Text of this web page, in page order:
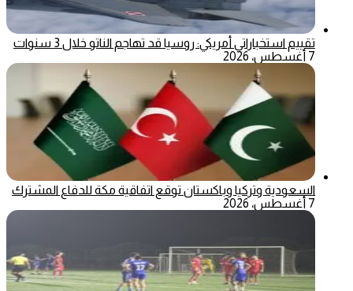
تقييم استخباراتي أمريكي: روسيا قد تهاجم الناتو خلال 3 سنوات
7 أغسطس، 2026
السعودية وتركيا وباكستان توقع اتفاقية مكة للدفاع المشترك
7 أغسطس، 2026